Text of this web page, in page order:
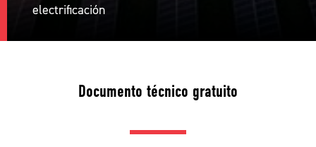
electrificación
Documento técnico gratuito